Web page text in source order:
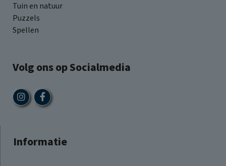
Tuin en natuur
Puzzels
Spellen
Volg ons op Socialmedia
Informatie